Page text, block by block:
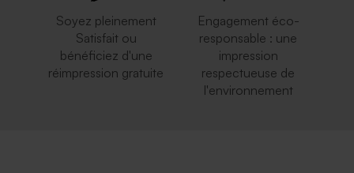
Soyez pleinement
Satisfait ou
bénéficiez d'une
réimpression gratuite
Engagement éco-
responsable : une
impression
respectueuse de
l'environnement